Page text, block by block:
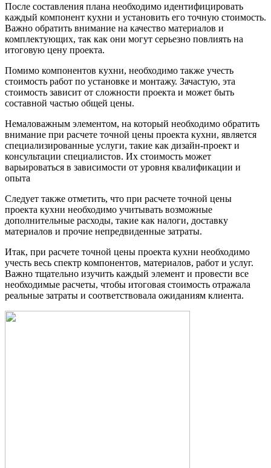
После составления плана необходимо идентифицировать
каждый компонент кухни и установить его точную стоимость.
Важно обратить внимание на качество материалов и
комплектующих, так как они могут серьезно повлиять на
итоговую цену проекта.
Помимо компонентов кухни, необходимо также учесть
стоимость работ по установке и монтажу. Зачастую, эта
стоимость зависит от сложности проекта и может быть
составной частью общей цены.
Немаловажным элементом, на который необходимо обратить
внимание при расчете точной цены проекта кухни, является
специализированные услуги, такие как дизайн-проект и
консультации специалистов. Их стоимость может
варьироваться в зависимости от уровня квалификации и
опыта
Следует также отметить, что при расчете точной цены
проекта кухни необходимо учитывать возможные
дополнительные расходы, такие как налоги, доставку
материалов и прочие непредвиденные затраты.
Итак, при расчете точной цены проекта кухни необходимо
учесть весь спектр компонентов, материалов, работ и услуг.
Важно тщательно изучить каждый элемент и провести все
необходимые расчеты, чтобы итоговая стоимость отражала
реальные затраты и соответствовала ожиданиям клиента.